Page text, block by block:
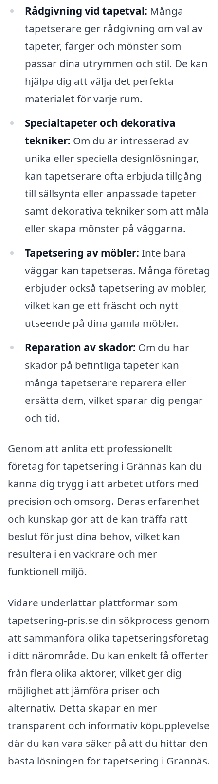
Rådgivning vid tapetval: Många
tapetserare ger rådgivning om val av
tapeter, färger och mönster som
passar dina utrymmen och stil. De kan
hjälpa dig att välja det perfekta
materialet för varje rum.
Specialtapeter och dekorativa
tekniker: Om du är intresserad av
unika eller speciella designlösningar,
kan tapetserare ofta erbjuda tillgång
till sällsynta eller anpassade tapeter
samt dekorativa tekniker som att måla
eller skapa mönster på väggarna.
Tapetsering av möbler: Inte bara
väggar kan tapetseras. Många företag
erbjuder också tapetsering av möbler,
vilket kan ge ett fräscht och nytt
utseende på dina gamla möbler.
Reparation av skador: Om du har
skador på befintliga tapeter kan
många tapetserare reparera eller
ersätta dem, vilket sparar dig pengar
och tid.
Genom att anlita ett professionellt
företag för tapetsering i Grännäs kan du
känna dig trygg i att arbetet utförs med
precision och omsorg. Deras erfarenhet
och kunskap gör att de kan träffa rätt
beslut för just dina behov, vilket kan
resultera i en vackrare och mer
funktionell miljö.
Vidare underlättar plattformar som
tapetsering-pris.se din sökprocess genom
att sammanföra olika tapetseringsföretag
i ditt närområde. Du kan enkelt få offerter
från flera olika aktörer, vilket ger dig
möjlighet att jämföra priser och
alternativ. Detta skapar en mer
transparent och informativ köpupplevelse
där du kan vara säker på att du hittar den
bästa lösningen för tapetsering i Grännäs.